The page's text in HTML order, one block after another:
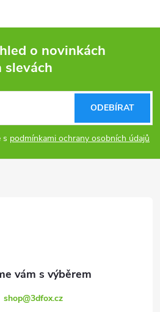
o novinkách
slevách
s podmínkami ochrany osobních údajů
ODEBÍRAT
shop@3dfox.cz